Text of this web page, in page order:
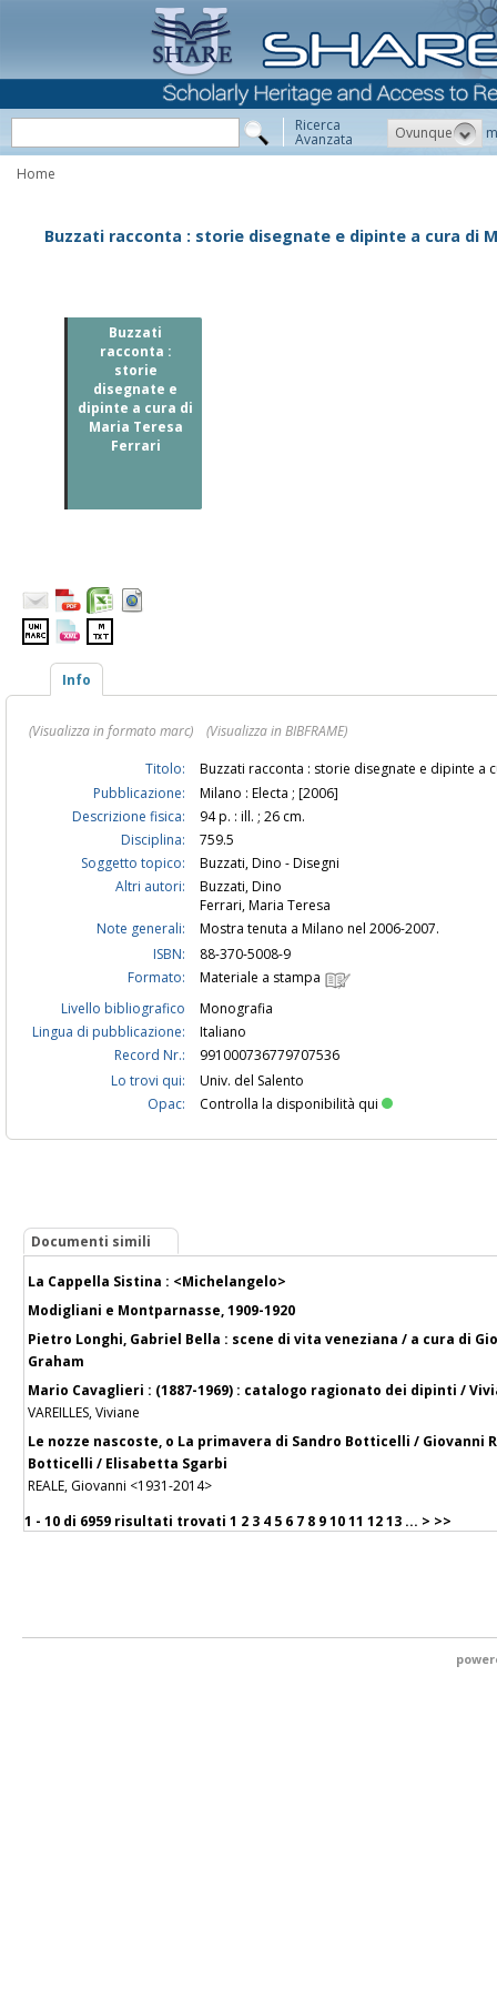
Ricerca
Avanzata Ovunque
Home
Buzzati racconta : storie disegnate e dipinte a cura di
Buzzati
racconta :
storie
disegnate e
dipinte a cura di
Maria Teresa
Ferrari
Info
(Visualizza in formato marc)
(Visualizza in BIBFRAME)
Titolo:
Buzzati racconta : storie disegnate e dipinte a
Pubblicazione:
Milano : Electa ; [2006]
Descrizione fisica:
94 p. : ill. ; 26 cm.
Disciplina:
759.5
Soggetto topico:
Buzzati, Dino - Disegni
Altri autori:
Buzzati, Dino
Ferrari, Maria Teresa
Note generali:
Mostra tenuta a Milano nel 2006-2007.
ISBN:
88-370-5008-9
Formato:
Materiale a stampa
Livello bibliografico
Monografia
Lingua di pubblicazione:
Italiano
Record Nr.:
991000736779707536
Lo trovi qui:
Univ. del Salento
Opac:
Controlla la disponibilità qui
Documenti simili
La Cappella Sistina : <Michelangelo>
Modigliani e Montparnasse, 1909-1920
Pietro Longhi, Gabriel Bella : scene di vita veneziana / a cura di
Graham
Mario Cavaglieri : (1887-1969) : catalogo ragionato dei dipinti /
VAREILLES, Viviane
Le nozze nascoste, o La primavera di Sandro Botticelli / Giovanni
Botticelli / Elisabetta Sgarbi
REALE, Giovanni <1931-2014>
1 - 10 di 6959 risultati trovati 1 2 3 4 5 6 7 8 91011 1213 ... > >>